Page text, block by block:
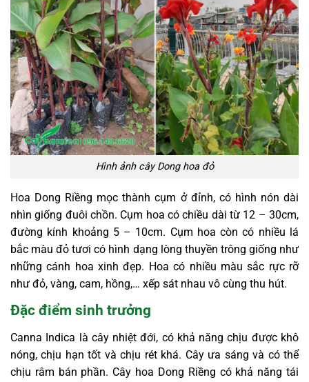
Hình ảnh cây Dong hoa đỏ
Hoa Dong Riềng mọc thành cụm ở đỉnh, có hình nón dài
nhìn giống đuôi chồn. Cụm hoa có chiều dài từ 12 – 30cm,
đường kính khoảng 5 – 10cm. Cụm hoa còn có nhiều lá
bắc màu đỏ tươi có hình dạng lòng thuyền trông giống như
những cánh hoa xinh đẹp. Hoa có nhiều màu sắc rực rỡ
như đỏ, vàng, cam, hồng,… xếp sát nhau vô cùng thu hút.
Đặc điểm sinh trưởng
Canna Indica là cây nhiệt đới, có khả năng chịu được khô
nóng, chịu hạn tốt và chịu rét khá. Cây ưa sáng và có thể
chịu râm bán phần. Cây hoa Dong Riềng có khả năng tái